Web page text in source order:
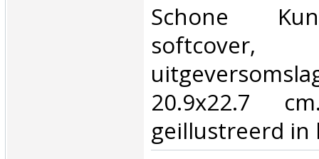
Schone
20.9x22.7
geillustreerd in